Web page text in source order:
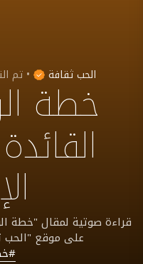
الحب ثقافة • تم خطة
قراءة صوتية لمقال "خطة
على موقع "الحب